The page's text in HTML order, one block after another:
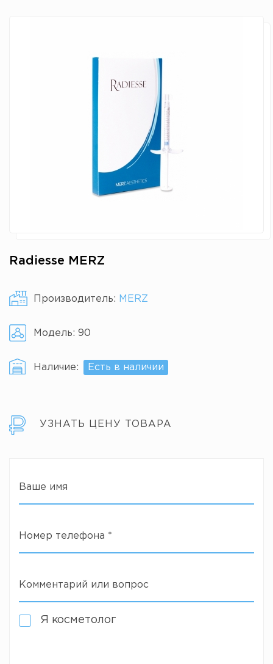
Radiesse MERZ
Производитель: MERZ
Модель: 90
Наличие: Есть в наличии
УЗНАТЬ ЦЕНУ ТОВАРА
Ваше имя
Номер телефона *
Комментарий или вопрос
Я косметолог